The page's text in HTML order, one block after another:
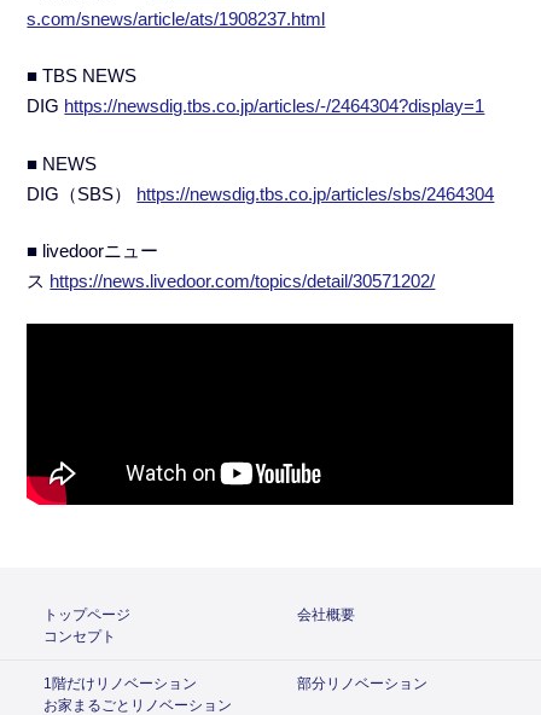
s.com/snews/article/ats/1908237.html
■ TBS NEWS
DIG https://newsdig.tbs.co.jp/articles/-/2464304?display=1
■ NEWS
DIG（SBS）
https://newsdig.tbs.co.jp/articles/sbs/2464304
■ livedoorニュー
ス https://news.livedoor.com/topics/detail/30571202/
トップページ
会社概要
コンセプト
1階だけリノベーション
部分リノベーション
お家まるごとリノベーション